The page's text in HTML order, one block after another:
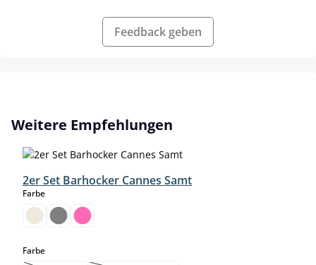
Feedback geben
Produktgalerie überspringen
Weitere Empfehlungen
2er Set Barhocker Cannes Samt
Farbeauswählen
Farbeauswählen